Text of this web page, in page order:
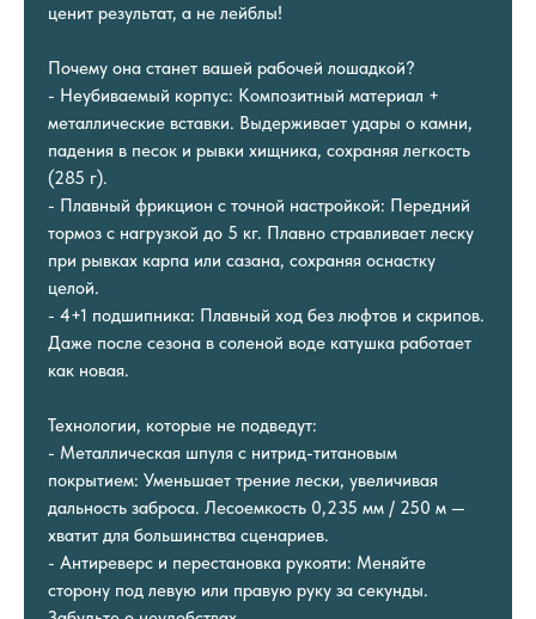
ценит результат, а не лейблы!
Почему она станет вашей рабочей лошадкой?
- Неубиваемый корпус: Композитный материал +
металлические вставки. Выдерживает удары о камни,
падения в песок и рывки хищника, сохраняя легкость
(285 г).
- Плавный фрикцион с точной настройкой: Передний
тормоз с нагрузкой до 5 кг. Плавно стравливает леску
при рывках карпа или сазана, сохраняя оснастку
целой.
- 4+1 подшипника: Плавный ход без люфтов и скрипов.
Даже после сезона в соленой воде катушка работает
как новая.
Технологии, которые не подведут:
- Металлическая шпуля с нитрид-титановым
покрытием: Уменьшает трение лески, увеличивая
дальность заброса. Лесоемкость 0,235 мм / 250 м —
хватит для большинства сценариев.
- Антиреверс и перестановка рукояти: Меняйте
сторону под левую или правую руку за секунды.